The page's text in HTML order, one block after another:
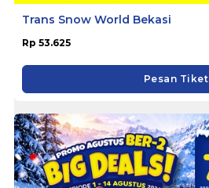
Trans Snow World Bekasi
Rp 53.625
Pesan Tiket